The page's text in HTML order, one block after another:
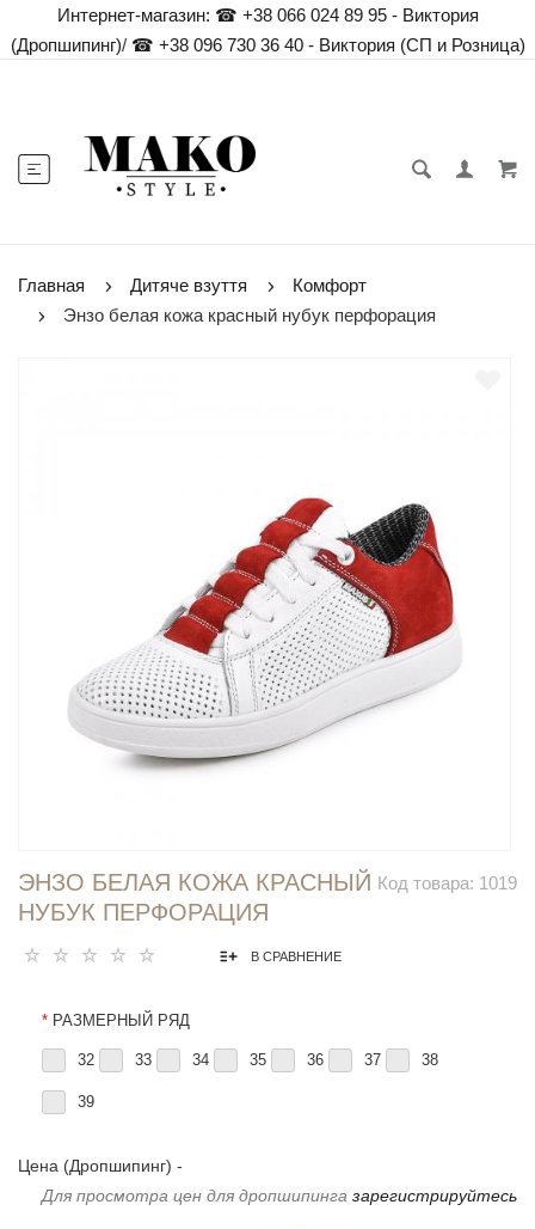
Интернет-магазин: ☎ +38 066 024 89 95 - Виктория
(Дропшипинг)/☎ +38 096 730 36 40 - Виктория (СП и Розница)
Главная Дитяче взуття
Комфорт
Энзо белая кожа красный нубук перфорация
Код товара: 1019
ЭНЗО БЕЛАЯ КОЖА КРАСНЫЙ
НУБУК ПЕРФОРАЦИЯ
В СРАВНЕНИЕ
* РАЗМЕРНЫЙ РЯД
32 33 34 35 36 37 38
39
Цена (Дропшипинг) -
Для просмотра цен для дропшипинга зарегистрируйтесь